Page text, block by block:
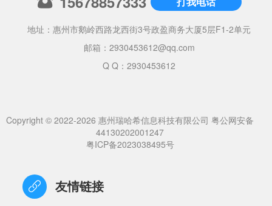
地址：惠州市鹅岭西路龙西街3号政盈商务大厦5层F1-2单元
邮箱： 2930453612@qq.com
Q Q：2930453612
Copyright © 2022-2026 惠州瑞哈希信息科技有限公司 粤公网安备
44130202001247
粤ICP备2023038495号
友情链接